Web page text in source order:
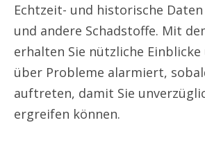
Echtzeit- und historische
und andere Schadstoffe. Mit
erhalten Sie nützliche
über Probleme alarmiert,
auftreten, damit Sie
ergreifen können.